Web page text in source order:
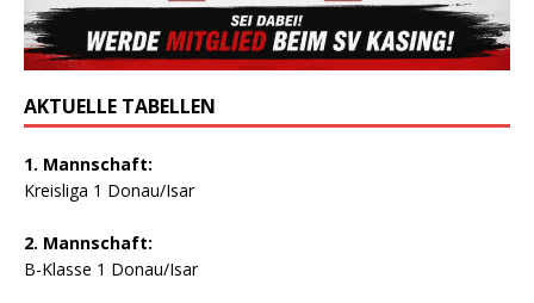
AKTUELLE TABELLEN
1. Mannschaft:
Kreisliga 1 Donau/Isar
2. Mannschaft:
B-Klasse 1 Donau/Isar